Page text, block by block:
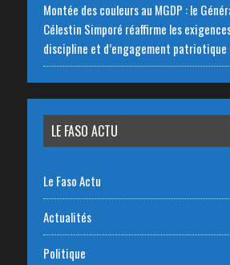
Montée des couleurs au MGDP : le
Célestin Simporé réaffirme les
discipline et d’engagement patriotique
LE FASO ACTU
Le Faso Actu
Actualités
Politique